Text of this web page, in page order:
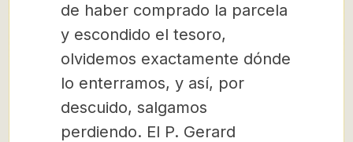
de haber comprado la parcela
y escondido el tesoro,
olvidemos exactamente dónde
lo enterramos, y así, por
descuido, salgamos
perdiendo. El P. Gerard